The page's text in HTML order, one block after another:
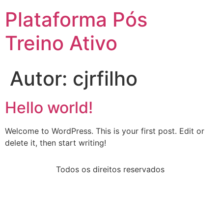
Plataforma Pós
Treino Ativo
Autor: cjrfilho
Hello world!
Welcome to WordPress. This is your first post. Edit or
delete it, then start writing!
Todos os direitos reservados